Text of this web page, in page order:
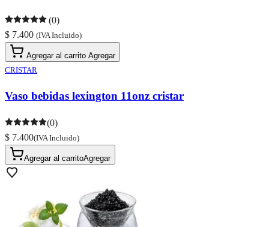
(0)
$ 7.400 (IVA Incluido)
Agregar al carrito Agregar
CRISTAR
Vaso bebidas lexington 11onz cristar
(0)
$ 7.400(IVA Incluido)
Agregar al carritoAgregar